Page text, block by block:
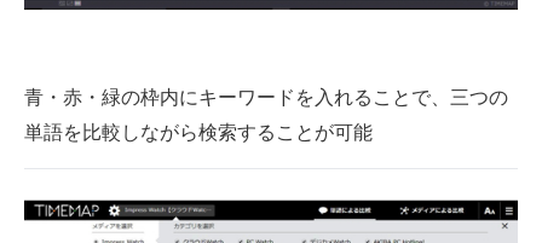
青・赤・緑の枠内にキーワードを入れることで、三つの
単語を比較しながら検索することが可能